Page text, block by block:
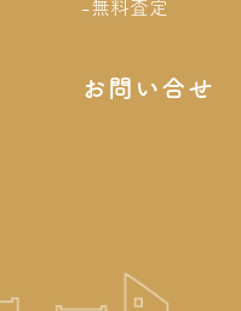
-無料査定
お問い合せ